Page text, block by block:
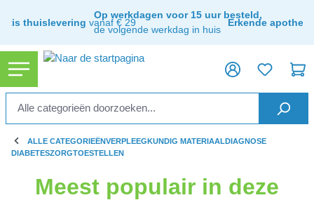
thuislevering vanaf € 29
Op werkdagen voor 15 uur besteld,
de volgende werkdag in huis
Erkende apotheek
ALLE CATEGORIEËNVERPLEEGKUNDIG MATERIAALDIAGNOSE
DIABETESZORGTOESTELLEN
Meest populair in deze